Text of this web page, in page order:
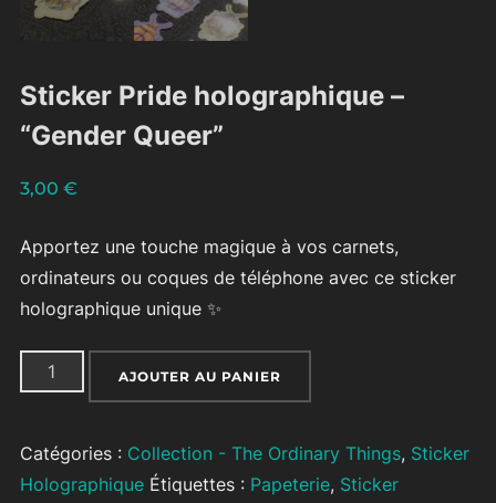
Sticker Pride holographique –
“Gender Queer”
3,00 €
Apportez une touche magique à vos carnets,
ordinateurs ou coques de téléphone avec ce sticker
holographique unique ✨
quantité
de
Pride
holographique
AJOUTER AU PANIER
Catégories : Collection - The Ordinary Things, Sticker
Holographique Étiquettes : Papeterie, Sticker